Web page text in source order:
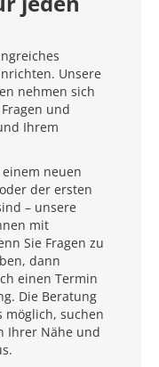
Unsere
nehmen sich
und
Ihrem
einem neuen
der ersten
– unsere
mit
Sie Fragen zu
dann
einen Termin
Die Beratung
möglich, suchen
Ihrer Nähe und